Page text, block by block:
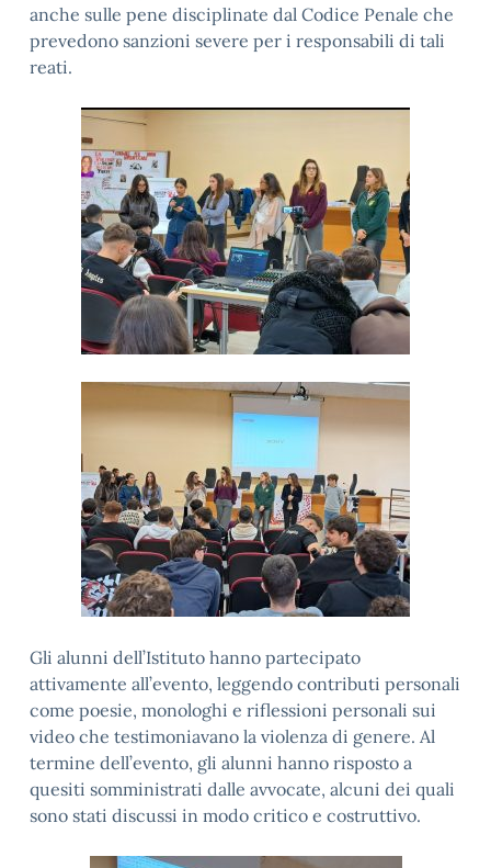
anche sulle pene disciplinate dal Codice Penale che
prevedono sanzioni severe per i responsabili di tali
reati.
Gli alunni dell’Istituto hanno partecipato
attivamente all’evento, leggendo contributi personali
come poesie, monologhi e riflessioni personali sui
video che testimoniavano la violenza di genere. Al
termine dell’evento, gli alunni hanno risposto a
quesiti somministrati dalle avvocate, alcuni dei quali
sono stati discussi in modo critico e costruttivo.